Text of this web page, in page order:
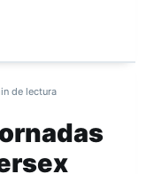
de lectura